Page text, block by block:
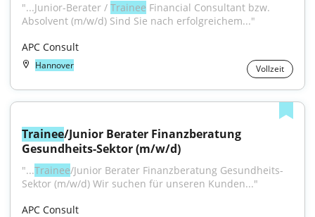
"...Junior-Berater / Trainee Financial Consultant bzw.
Absolvent (m/w/d) Sind Sie nach erfolgreichem..."
APC Consult
Hannover Vollzeit
Trainee/Junior Berater Finanzberatung
Gesundheits-Sektor (m/w/d)
"...Trainee/Junior Berater Finanzberatung Gesundheits-
Sektor (m/w/d) Wir suchen für unseren Kunden..."
APC Consult